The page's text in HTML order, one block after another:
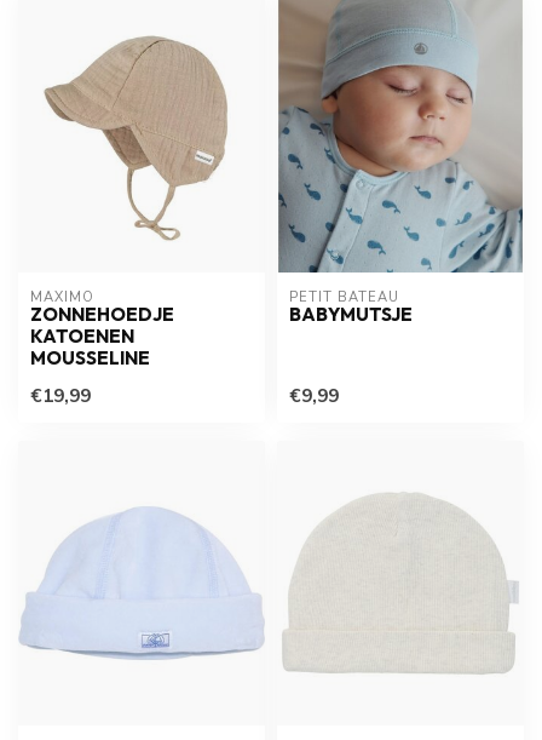
MAXIMO
ZONNEHOEDJE
KATOENEN
MOUSSELINE
€19,99
PETIT BATEAU
BABYMUTSJE
€9,99